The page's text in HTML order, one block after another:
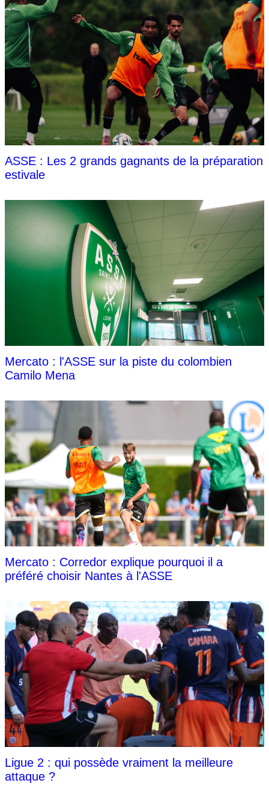
ASSE : Les 2 grands gagnants de la préparation
estivale
Mercato : l'ASSE sur la piste du colombien
Camilo Mena
Mercato : Corredor explique pourquoi il a
préféré choisir Nantes à l'ASSE
Ligue 2 : qui possède vraiment la meilleure
attaque ?